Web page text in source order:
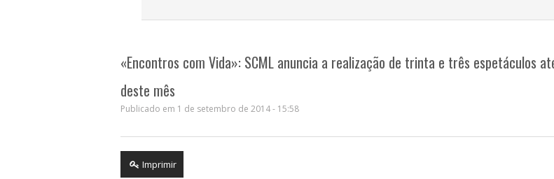
«Encontros com Vida»: SCML anuncia a realização de trinta e três espetáculos
deste mês
Publicado em 1 de setembro de 2014 - 15:58
Imprimir